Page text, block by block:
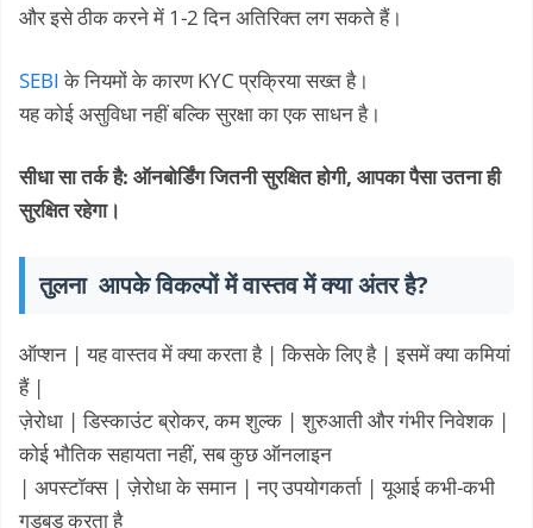
और इसे ठीक करने में 1-2 दिन अतिरिक्त लग सकते हैं।
SEBI के नियमों के कारण KYC प्रक्रिया सख्त है।
यह कोई असुविधा नहीं बल्कि सुरक्षा का एक साधन है।
सीधा सा तर्क है: ऑनबोर्डिंग जितनी सुरक्षित होगी, आपका पैसा उतना ही
सुरक्षित रहेगा।
तुलना आपके विकल्पों में वास्तव में क्या अंतर है?
ऑप्शन | यह वास्तव में क्या करता है | किसके लिए है | इसमें क्या कमियां
हैं |
ज़ेरोधा | डिस्काउंट ब्रोकर, कम शुल्क | शुरुआती और गंभीर निवेशक |
कोई भौतिक सहायता नहीं, सब कुछ ऑनलाइन
| अपस्टॉक्स | ज़ेरोधा के समान | नए उपयोगकर्ता | यूआई कभी-कभी
गड़बड़ करता है